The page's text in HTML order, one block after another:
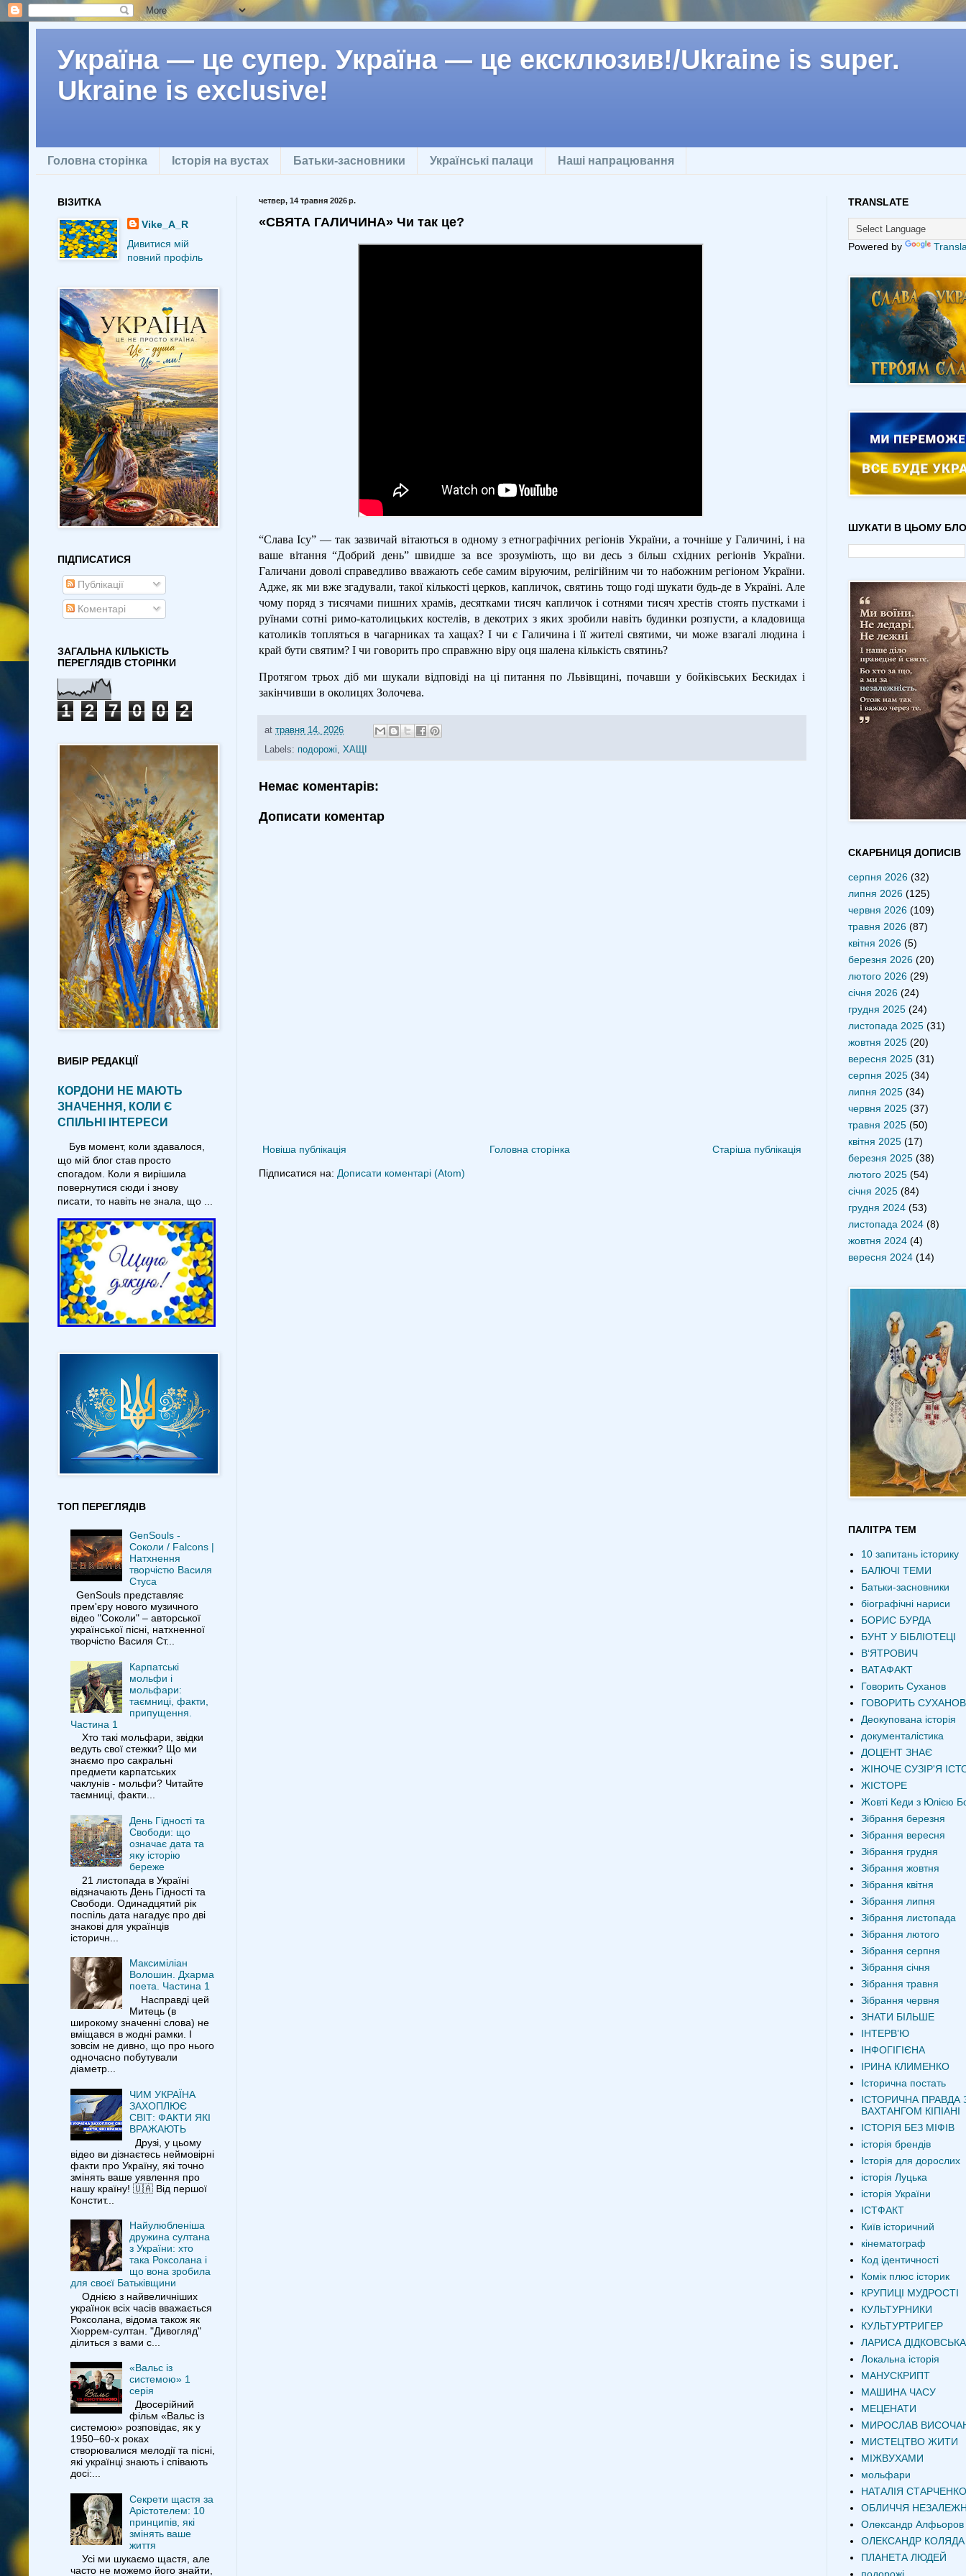
Україна — це супер. Україна — це ексклюзив!/Ukraine is super.
Ukraine is exclusive!
Головна сторінка Історія на вустах Батьки-засновники Українські палаци Наші напрацювання
четвер, 14 травня 2026 р.
«СВЯТА ГАЛИЧИНА» Чи так це?
“Слава Ісу” — так зазвичай вітаються в одному з етнографічних регіонів України, а точніше у Галичині, і на
ваше вітання “Добрий день” швидше за все зрозуміють, що ви десь з більш східних регіонів України.
Галичани доволі справедливо вважають себе самим віруючим, релігійним чи то набожним регіоном України.
Адже, як ми вже згадували, такої кількості церков, капличок, святинь тощо годі шукати будь-де в Україні. Але
чому поряд з тисячами пишних храмів, десятками тисяч капличок і сотнями тисяч хрестів стоять пустками і
руїнами сотні римо-католицьких костелів, в декотрих з яких зробили навіть будинки розпусти, а кладовища
католиків топляться в чагарниках та хащах? І чи є Галичина і її жителі святими, чи може взагалі людина і
край бути святим? І чи говорить про справжню віру оця шалена кількість святинь?
Протягом трьох діб ми шукали відповіді на ці питання по Львівщині, почавши у бойківських Бескидах і
закінчивши в околицях Золочева.
at травня 14, 2026
Labels: подорожі ХАЩІ
Немає коментарів:
Дописати коментар
Новіша публікація Старіша публікація
Головна сторінка
Підписатися на: Дописати коментарі (Atom)
ВІЗИТКА
Vike_A_R
Дивитися мій
повний профіль
ПІДПИСАТИСЯ
Публікації
Коментарі
ЗАГАЛЬНА КІЛЬКІСТЬ
ПЕРЕГЛЯДІВ СТОРІНКИ
1 2 7 0 0 2
ВИБІР РЕДАКЦІЇ
КОРДОНИ НЕ МАЮТЬ
ЗНАЧЕННЯ, КОЛИ Є
СПІЛЬНІ ІНТЕРЕСИ
Був момент, коли здавалося,
що мій блог став просто
спогадом. Коли я вирішила
повернутися сюди і знову
писати, то навіть не знала, що ...
ТОП ПЕРЕГЛЯДІВ
GenSouls -
Соколи / Falcons |
Натхнення
творчістю Василя
Стуса
GenSouls представляє
прем'єру нового музичного
відео "Соколи" – авторської
української пісні, натхненної
творчістю Василя Ст...
Карпатські
мольфи і
мольфари:
таємниці, факти,
припущення.
Частина 1
Хто такі мольфари, звідки
ведуть свої стежки? Що ми
знаємо про сакральні
предмети карпатських
чаклунів - мольфи? Читайте
таємниці, факти...
День Гідності та
Свободи: що
означає дата та
яку історію
береже
21 листопада в Україні
відзначають День Гідності та
Свободи. Одинадцятий рік
поспіль дата нагадує про дві
знакові для українців
історичн...
Максиміліан
Волошин. Дхарма
поета. Частина 1
Насправді цей
Митець (в
широкому значенні слова) не
вміщався в жодні рамки. І
зовсім не дивно, що про нього
одночасно побутували
діаметр...
ЧИМ УКРАЇНА
ЗАХОПЛЮЄ
СВІТ: ФАКТИ ЯКІ
ВРАЖАЮТЬ
Друзі, у цьому
відео ви дізнаєтесь неймовірні
факти про Україну, які точно
змінять ваше уявлення про
нашу країну! 🇺🇦 Від першої
Констит...
Найулюбленіша
дружина султана
з України: хто
така Роксолана і
що вона зробила
для своєї Батьківщини
Однією з найвеличніших
українок всіх часів вважається
Роксолана, відома також як
Хюррем-султан. "Дивогляд"
ділиться з вами с...
«Вальс із
системою» 1
серія
Двосерійний
фільм «Вальс із
системою» розповідає, як у
1950–60-х роках
створювалися мелодії та пісні,
які українці знають і співають
досі:...
Секрети щастя за
Арістотелем: 10
принципів, які
змінять ваше
життя
Усі ми шукаємо щастя, але
часто не можемо його знайти,
TRANSLATE
Powered by
ШУКАТИ В ЦЬОМУ
СКАРБНИЦЯ ДОПИСІВ
серпня 2026 (32)
липня 2026 (125)
червня 2026 (109)
травня 2026 (87)
квітня 2026 (5)
березня 2026 (20)
лютого 2026 (29)
січня 2026 (24)
грудня 2025 (24)
листопада 2025 (31)
жовтня 2025 (20)
вересня 2025 (31)
серпня 2025 (34)
липня 2025 (34)
червня 2025 (37)
травня 2025 (50)
квітня 2025 (17)
березня 2025 (38)
лютого 2025 (54)
січня 2025 (84)
грудня 2024 (53)
листопада 2024 (8)
жовтня 2024 (4)
вересня 2024 (14)
ПАЛІТРА ТЕМ
10 запитань історику
БАЛЮЧІ ТЕМИ
Батьки-засновники
біографічні нариси
БОРИС БУРДА
БУНТ У БІБЛІОТЕЦІ
В‘ЯТРОВИЧ
ВАТАФАКТ
Говорить Суханов
ГОВОРИТЬ СУХАНОВ
Деокупована історія
документалістика
ДОЦЕНТ ЗНАЄ
ЖІНОЧЕ СУЗІР'Я
ЖІСТОРЕ
Жовті Кеди з Юлією
Зібрання березня
Зібрання вересня
Зібрання грудня
Зібрання жовтня
Зібрання квітня
Зібрання липня
Зібрання листопада
Зібрання лютого
Зібрання серпня
Зібрання січня
Зібрання травня
Зібрання червня
ЗНАТИ БІЛЬШЕ
ІНТЕРВʼЮ
ІНФОГІГІЄНА
ІРИНА КЛИМЕНКО
Історична постать
ІСТОРИЧНА ПРАВДА
ВАХТАНГОМ КІПІАНІ
ІСТОРІЯ БЕЗ МІФІВ
історія брендів
Історія для дорослих
історія Луцька
історія України
ІСТФАКТ
Київ історичний
кінематограф
Код ідентичності
Комік плюс історик
КРУПИЦІ МУДРОСТІ
КУЛЬТУРНИКИ
КУЛЬТУРТРИГЕР
ЛАРИСА ДІДКОВСЬКА
Локальна історія
МАНУСКРИПТ
МАШИНА ЧАСУ
МЕЦЕНАТИ
МИРОСЛАВ
МИСТЕЦТВО ЖИТИ
МІЖВУХАМИ
мольфари
НАТАЛІЯ СТАРЧЕНКО
ОБЛИЧЧЯ
Олександр Алфьоров
ОЛЕКСАНДР КОЛЯДА
ПЛАНЕТА ЛЮДЕЙ
подорожі